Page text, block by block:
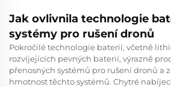
Jak ovlivnila technologie
systémy pro rušení dronů
Pokročilé technologie baterií, včetně
rozvíjejících pevných baterií, výrazně
přenosných systémů pro rušení dronů a
hmotnost těchto systémů. Chytré